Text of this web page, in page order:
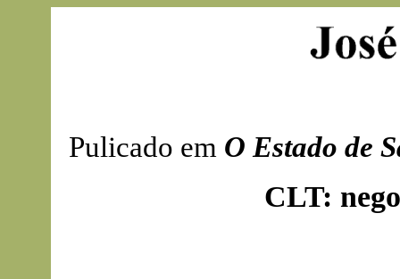
Pulicado em O Estado de
CLT: